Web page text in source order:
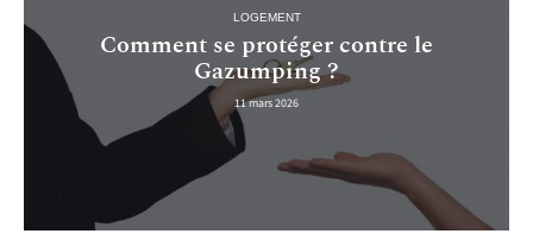
LOGEMENT
Comment se protéger contre le
Gazumping ?
11 mars 2026